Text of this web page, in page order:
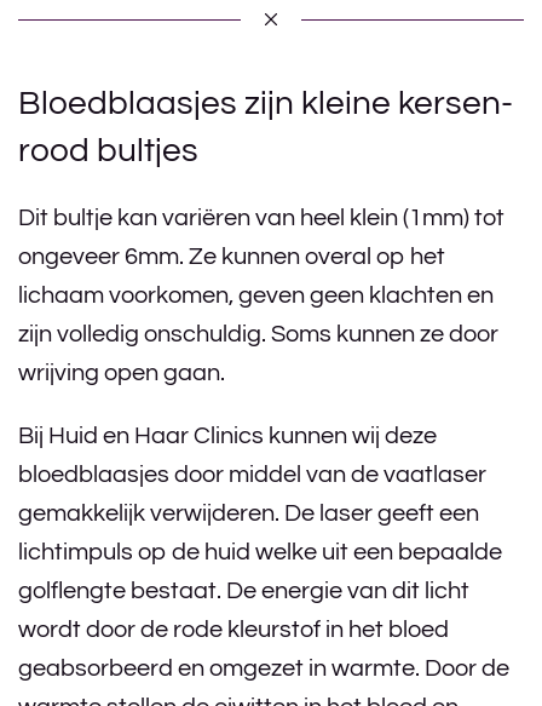
Bloedblaasjes zijn kleine kersen-
rood bultjes
Dit bultje kan variëren van heel klein (1mm) tot
ongeveer 6mm. Ze kunnen overal op het
lichaam voorkomen, geven geen klachten en
zijn volledig onschuldig. Soms kunnen ze door
wrijving open gaan.
Bij Huid en Haar Clinics kunnen wij deze
bloedblaasjes door middel van de vaatlaser
gemakkelijk verwijderen. De laser geeft een
lichtimpuls op de huid welke uit een bepaalde
golflengte bestaat. De energie van dit licht
wordt door de rode kleurstof in het bloed
geabsorbeerd en omgezet in warmte. Door de